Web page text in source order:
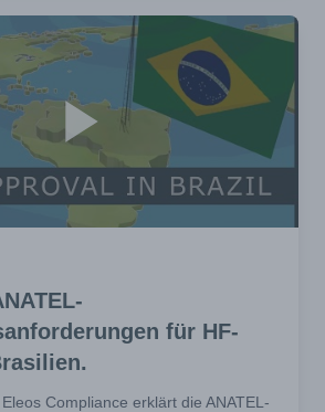
für HF-
Compliance erklärt die ANATEL-